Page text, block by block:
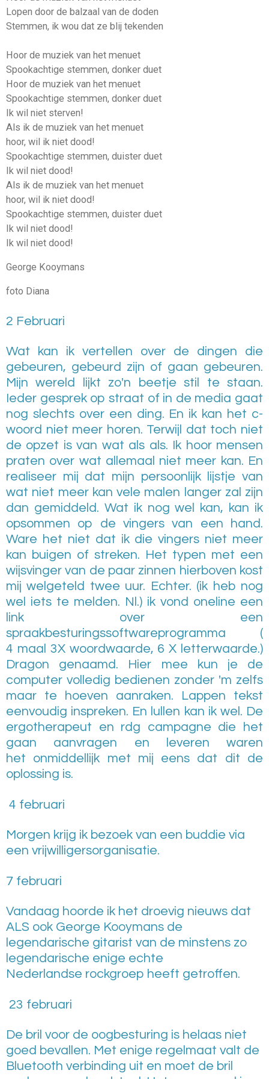
Lopen door de balzaal van de doden
Stemmen, ik wou dat ze blij tekenden
Hoor de muziek van het menuet
Spookachtige stemmen, donker duet
Hoor de muziek van het menuet
Spookachtige stemmen, donker duet
Ik wil niet sterven!
Als ik de muziek van het menuet
hoor, wil ik niet dood!
Spookachtige stemmen, duister duet
Ik wil niet dood!
Als ik de muziek van het menuet
hoor, wil ik niet dood!
Spookachtige stemmen, duister duet
Ik wil niet dood!
Ik wil niet dood!
George Kooymans
foto Diana
2 Februari
Wat kan ik vertellen over de dingen die
gebeuren, gebeurd zijn of gaan gebeuren.
Mijn wereld lijkt zo'n beetje stil te staan.
Ieder gesprek op straat of in de media gaat
nog slechts over een ding. En ik kan het c-
woord niet meer horen. Terwijl dat toch niet
de opzet is van wat als als. Ik hoor mensen
praten over wat allemaal niet meer kan. En
realiseer mij dat mijn persoonlijk lijstje van
wat niet meer kan vele malen langer zal zijn
dan gemiddeld. Wat ik nog wel kan, kan ik
opsommen op de vingers van een hand.
Ware het niet dat ik die vingers niet meer
kan buigen of streken. Het typen met een
wijsvinger van de paar zinnen hierboven kost
mij welgeteld twee uur. Echter. (ik heb nog
wel iets te melden. Nl.) ik vond oneline een
link over een
spraakbesturingssoftwareprogramma (
4 maal 3X woordwaarde, 6 X letterwaarde.)
Dragon genaamd. Hier mee kun je de
computer volledig bedienen zonder 'm zelfs
maar te hoeven aanraken. Lappen tekst
eenvoudig inspreken. En lullen kan ik wel. De
ergotherapeut en rdg campagne die het
gaan aanvragen en leveren waren
het onmiddellijk met mij eens dat dit de
oplossing is.
4 februari
Morgen krijg ik bezoek van een buddie via
een vrijwilligersorganisatie.
7 februari
Vandaag hoorde ik het droevig nieuws dat
ALS ook George Kooymans de
legendarische gitarist van de minstens zo
legendarische enige echte
Nederlandse rockgroep heeft getroffen.
23 februari
De bril voor de oogbesturing is helaas niet
goed bevallen. Met enige regelmaat valt de
Bluetooth verbinding uit en moet de bril